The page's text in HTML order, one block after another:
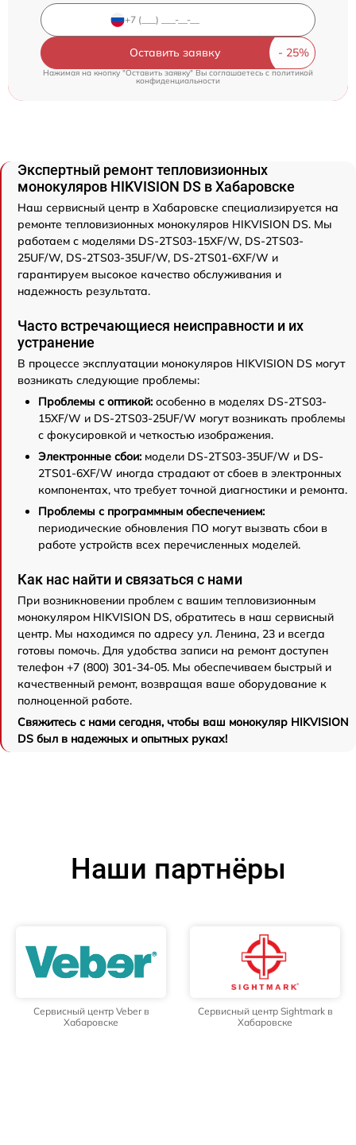
Оставить заявку
Нажимая на кнопку "Оставить заявку" Вы соглашаетесь cполитикой
конфиденциальности
Экспертный ремонт тепловизионных
монокуляров HIKVISION DS в Хабаровске
Наш сервисный центр в Хабаровске специализируется на
ремонте тепловизионных монокуляров HIKVISION DS. Мы
работаем с моделями DS-2TS03-15XF/W, DS-2TS03-
25UF/W, DS-2TS03-35UF/W, DS-2TS01-6XF/W и
гарантируем высокое качество обслуживания и
надежность результата.
Часто встречающиеся неисправности и их
устранение
В процессе эксплуатации монокуляров HIKVISION DS могут
возникать следующие проблемы:
Проблемы с оптикой: особенно в моделях DS-2TS03-
15XF/W и DS-2TS03-25UF/W могут возникать проблемы
с фокусировкой и четкостью изображения.
Электронные сбои: модели DS-2TS03-35UF/W и DS-
2TS01-6XF/W иногда страдают от сбоев в электронных
компонентах, что требует точной диагностики и ремонта.
Проблемы с программным обеспечением:
периодические обновления ПО могут вызвать сбои в
работе устройств всех перечисленных моделей.
Как нас найти и связаться с нами
При возникновении проблем с вашим тепловизионным
монокуляром HIKVISION DS, обратитесь в наш сервисный
центр. Мы находимся по адресу ул. Ленина, 23 и всегда
готовы помочь. Для удобства записи на ремонт доступен
телефон +7 (800) 301-34-05. Мы обеспечиваем быстрый и
качественный ремонт, возвращая ваше оборудование к
полноценной работе.
Свяжитесь с нами сегодня, чтобы ваш монокуляр HIKVISION
DS был в надежных и опытных руках!
Наши партнёры
Сервисный центр Veber в
Хабаровске
Сервисный центр Sightmark в
Хабаровске